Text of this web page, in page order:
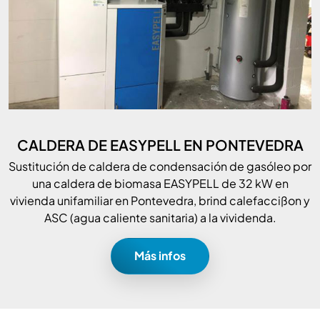
CALDERA DE EASYPELL EN PONTEVEDRA
Sustitución de caldera de condensación de gasóleo por
una caldera de biomasa EASYPELL de 32 kW en
vivienda unifamiliar en Pontevedra, brind calefaccißon y
ASC (agua caliente sanitaria) a la vividenda.
Más infos